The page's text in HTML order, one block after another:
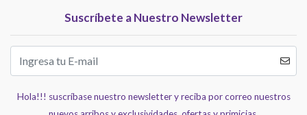
Suscríbete a Nuestro Newsletter
Hola!!! suscríbase nuestro newsletter y reciba por correo nuestros